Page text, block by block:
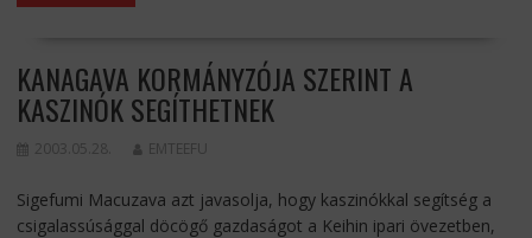
KANAGAVA KORMÁNYZÓJA SZERINT A
KASZINÓK SEGÍTHETNEK
2003.05.28. EMTEEFU
Sigefumi Macuzava azt javasolja, hogy kaszinókkal segítség a
csigalassúsággal döcögő gazdaságot a Keihin ipari övezetben,